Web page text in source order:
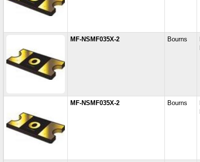
MF-NSMF035X-2 Bourns
MF-NSMF035X-2 Bourns